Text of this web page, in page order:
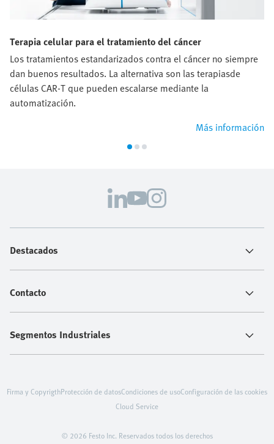
Terapia celular para el tratamiento del cáncer
Los tratamientos estandarizados contra el cáncer no siempre
dan buenos resultados. La alternativa son las terapiasde
células CAR‑T que pueden escalarse mediante la
automatización.
Más información
Destacados
Contacto
Segmentos Industriales
© 2026 Festo Inc. Reservados todos los derechos
Firma y CopyrigthProtección de datosCondiciones de usoConfiguración de las cookies
Cloud Service